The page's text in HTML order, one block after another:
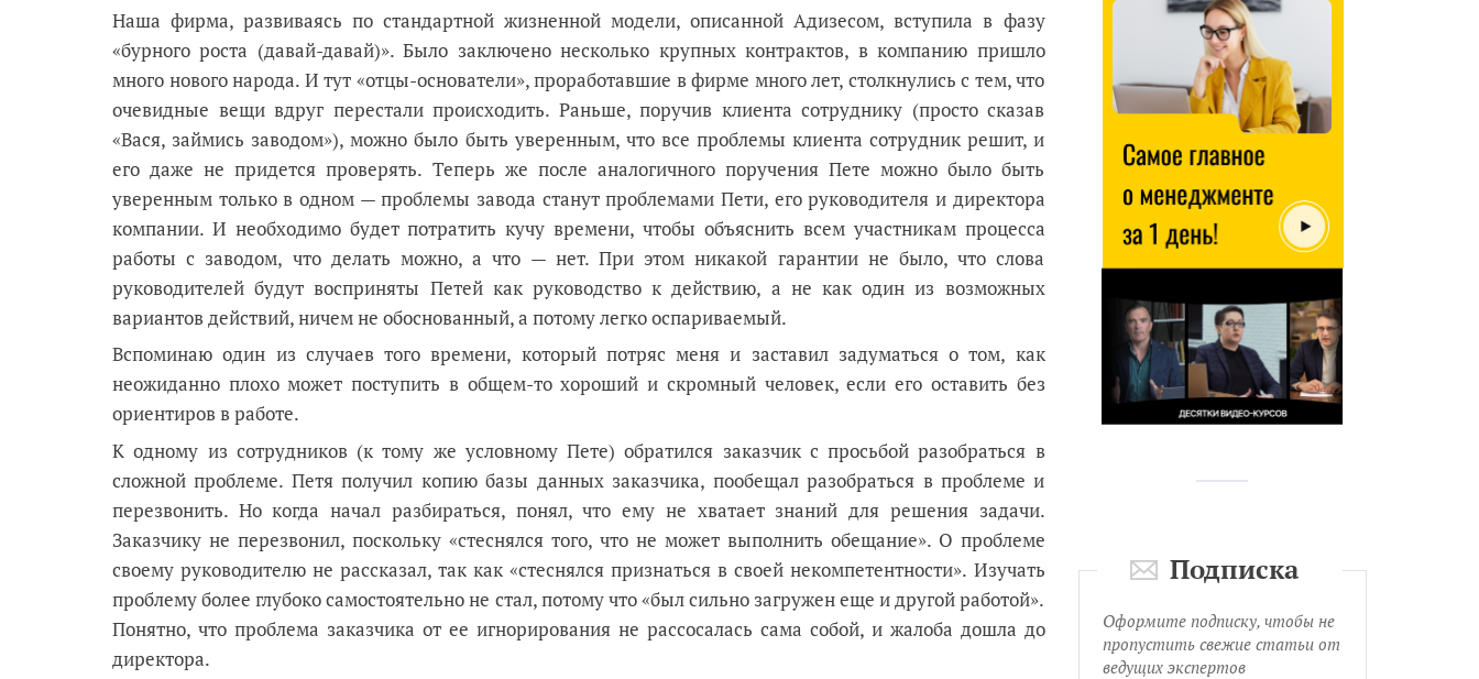
Наша фирма, развиваясь по стандартной жизненной модели, описанной Адизесом, вступила в фазу
«бурного роста (давай-давай)». Было заключено несколько крупных контрактов, в компанию пришло
много нового народа. И тут «отцы-основатели», проработавшие в фирме много лет, столкнулись с тем, что
очевидные вещи вдруг перестали происходить. Раньше, поручив клиента сотруднику (просто сказав
«Вася, займись заводом»), можно было быть уверенным, что все проблемы клиента сотрудник решит, и
его даже не придется проверять. Теперь же после аналогичного поручения Пете можно было быть
уверенным только в одном — проблемы завода станут проблемами Пети, его руководителя и директора
компании. И необходимо будет потратить кучу времени, чтобы объяснить всем участникам процесса
работы с заводом, что делать можно, а что — нет. При этом никакой гарантии не было, что слова
руководителей будут восприняты Петей как руководство к действию, а не как один из возможных
вариантов действий, ничем не обоснованный, а потому легко оспариваемый.
Вспоминаю один из случаев того времени, который потряс меня и заставил задуматься о том, как
неожиданно плохо может поступить в общем-то хороший и скромный человек, если его оставить без
ориентиров в работе.
К одному из сотрудников (к тому же условному Пете) обратился заказчик с просьбой разобраться в
сложной проблеме. Петя получил копию базы данных заказчика, пообещал разобраться в проблеме и
перезвонить. Но когда начал разбираться, понял, что ему не хватает знаний для решения задачи.
Заказчику не перезвонил, поскольку «стеснялся того, что не может выполнить обещание». О проблеме
своему руководителю не рассказал, так как «стеснялся признаться в своей некомпетентности». Изучать
проблему более глубоко самостоятельно не стал, потому что «был сильно загружен еще и другой работой».
Понятно, что проблема заказчика от ее игнорирования не рассосалась сама собой, и жалоба дошла до
директора.
Подписка
Оформите подписку, чтобы не
пропустить свежие статьи от
ведущих экспертов